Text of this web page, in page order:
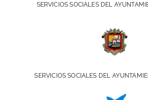
SERVICIOS SOCIALES DEL
SERVICIOS SOCIALES DEL